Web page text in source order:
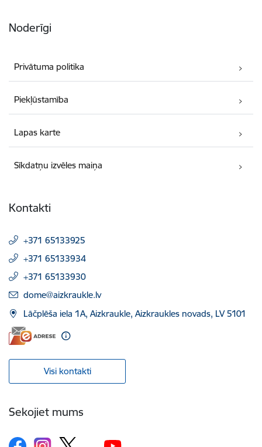
Noderīgi
Privātuma politika
Piekļūstamība
Lapas karte
Sīkdatņu izvēles maiņa
Kontakti
+371 65133925
+371 65133934
+371 65133930
E-pasts:
dome@aizkraukle.lv
Lāčplēša iela 1A, Aizkraukle, Aizkraukles novads, LV 5101
Visi kontakti
Sekojiet mums